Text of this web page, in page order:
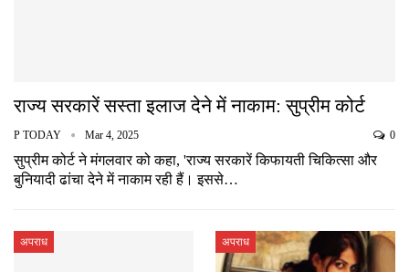
राज्य सरकारें सस्ता इलाज देने में नाकाम: सुप्रीम कोर्ट
P TODAY Mar 4, 2025 0
सुप्रीम कोर्ट ने मंगलवार को कहा, 'राज्य सरकारें किफायती चिकित्सा और
बुनियादी ढांचा देने में नाकाम रही हैं। इससे…
अपराध अपराध